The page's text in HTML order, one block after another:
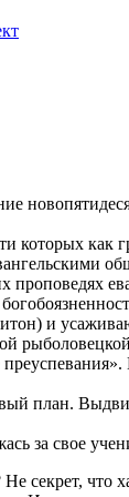
которых
проповедях
и
план.
за свое
секрет, что